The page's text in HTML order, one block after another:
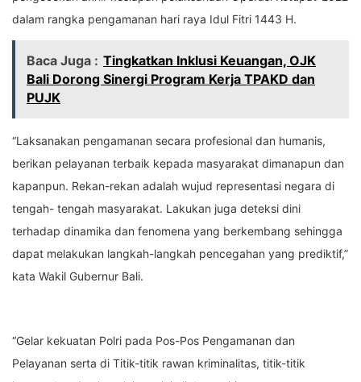
dalam rangka pengamanan hari raya Idul Fitri 1443 H.
Baca Juga : Tingkatkan Inklusi Keuangan, OJK
Bali Dorong Sinergi Program Kerja TPAKD dan
PUJK
“Laksanakan pengamanan secara profesional dan humanis,
berikan pelayanan terbaik kepada masyarakat dimanapun dan
kapanpun. Rekan-rekan adalah wujud representasi negara di
tengah- tengah masyarakat. Lakukan juga deteksi dini
terhadap dinamika dan fenomena yang berkembang sehingga
dapat melakukan langkah-langkah pencegahan yang prediktif,”
kata Wakil Gubernur Bali.
“Gelar kekuatan Polri pada Pos-Pos Pengamanan dan
Pelayanan serta di Titik-titik rawan kriminalitas, titik-titik